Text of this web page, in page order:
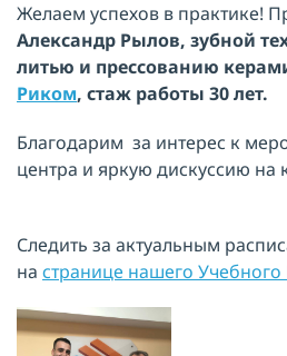
Желаем успехов в практике!
Александр Рылов, зубной
литью и прессованию
Риком, стаж работы 30 лет.
Благодарим за интерес к
центра и яркую дискуссию на
Следить за актуальным
на странице нашего Учебного